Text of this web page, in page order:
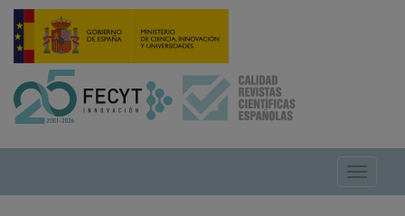
Pasar
contenido
Toggle